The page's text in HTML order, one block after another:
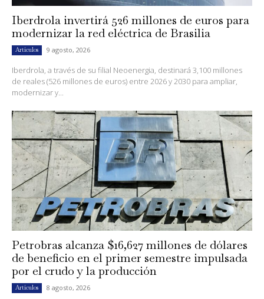
Iberdrola invertirá 526 millones de euros para
modernizar la red eléctrica de Brasilia
Artículos 9 agosto, 2026
Iberdrola, a través de su filial Neoenergia, destinará 3,100 millones
de reales (526 millones de euros) entre 2026 y 2030 para ampliar,
modernizar y...
Petrobras alcanza $16,627 millones de dólares
de beneficio en el primer semestre impulsada
por el crudo y la producción
Artículos 8 agosto, 2026